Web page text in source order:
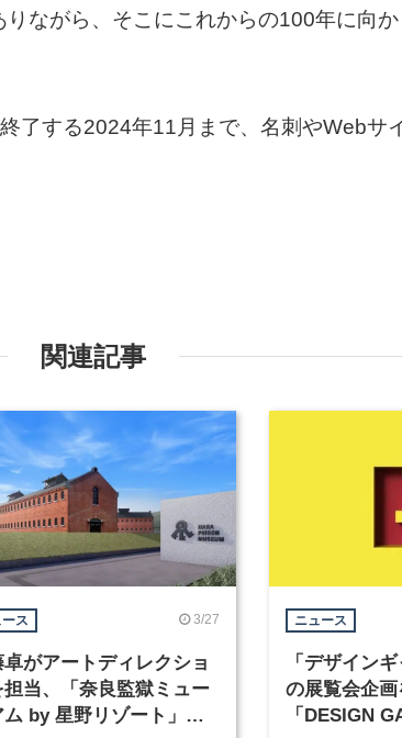
ながら、そこにこれからの100年に向
了する2024年11月まで、名刺やWebサ
関連記事
ス 3/27
卓がアートディレクショ
担当、「奈良監獄ミュー
ム by 星野リゾート」が
ニュース
「デザイン
の展覧会企画
「DESIGN